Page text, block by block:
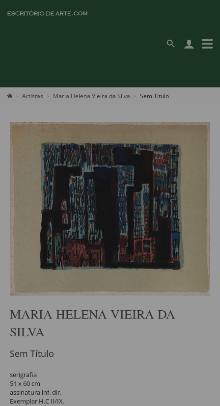
Artistas Maria Helena Vieira da Silva Sem Título
MARIA HELENA VIEIRA DA
SILVA
Sem Título
serigrafia
51 x 60 cm
assinatura inf. dir.
Exemplar H.C II/IX.